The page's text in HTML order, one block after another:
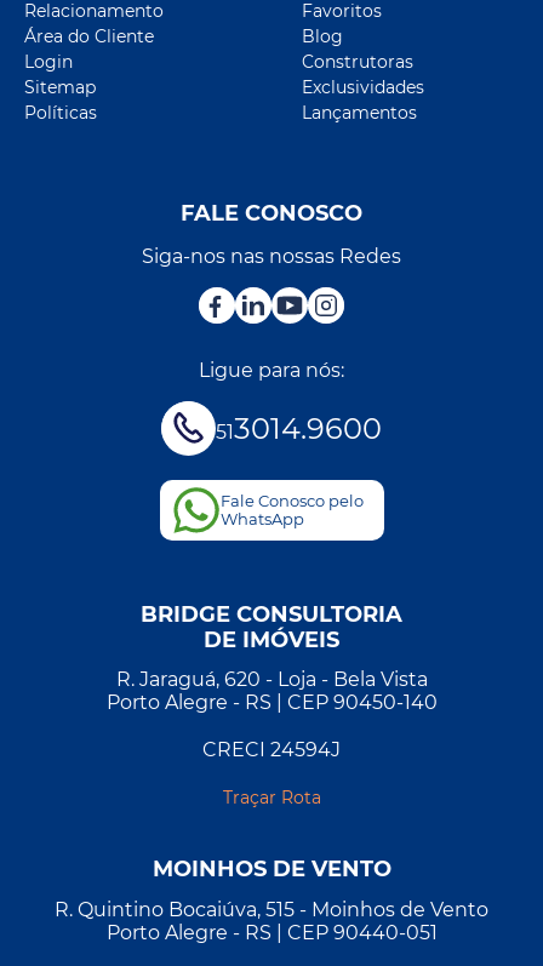
Relacionamento
Área do Cliente
Login
Sitemap
Políticas
Favoritos
Blog
Construtoras
Exclusividades
Lançamentos
FALE CONOSCO
Siga-nos nas nossas Redes
Ligue para nós:
513014.9600
Fale Conosco pelo
WhatsApp
BRIDGE CONSULTORIA
DE IMÓVEIS
R. Jaraguá, 620 - Loja - Bela Vista
Porto Alegre - RS | CEP 90450-140
CRECI 24594J
Traçar Rota
MOINHOS DE VENTO
R. Quintino Bocaiúva, 515 - Moinhos de Vento
Porto Alegre - RS | CEP 90440-051